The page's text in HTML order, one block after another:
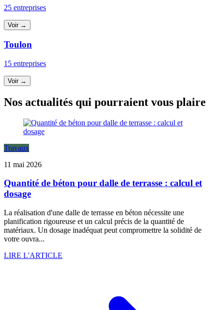
25 entreprises
Voir →
Toulon
15 entreprises
Voir →
Nos actualités qui pourraient vous plaire
Travaux
11 mai 2026
Quantité de béton pour dalle de terrasse : calcul et
dosage
La réalisation d'une dalle de terrasse en béton nécessite une
planification rigoureuse et un calcul précis de la quantité de
matériaux. Un dosage inadéquat peut compromettre la solidité de
votre ouvra...
LIRE L'ARTICLE